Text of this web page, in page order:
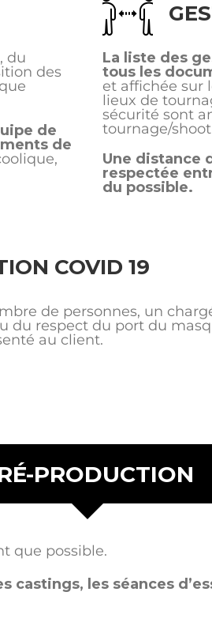
du
des
de
de
La liste des
tous les
et affichée sur
lieux de
sécurité sont
tournage/
Une distance
respectée
du possible.
COVID 19
de personnes, un
respect du port du
au client.
PRODUCTION
que possible.
castings, les séances